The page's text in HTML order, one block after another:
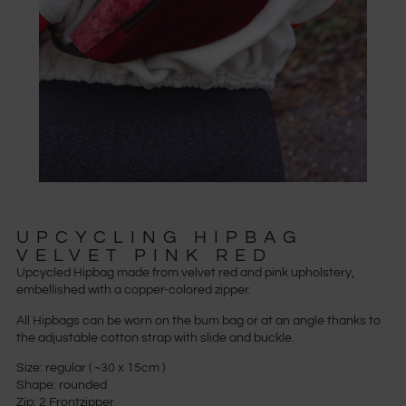
UPCYCLING HIPBAG
VELVET PINK RED
Upcycled Hipbag made from velvet red and pink upholstery,
embellished with a copper-colored zipper.
All Hipbags can be worn on the bum bag or at an angle thanks to
the adjustable cotton strap with slide and buckle.
Size: regular ( ~30 x 15cm )
Shape: rounded
Zip: 2 Frontzipper